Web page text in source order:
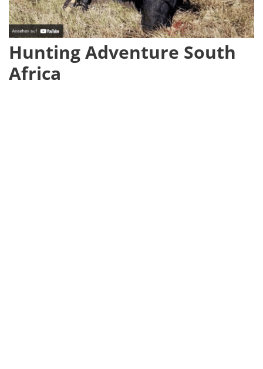
Hunting Adventure South
Africa